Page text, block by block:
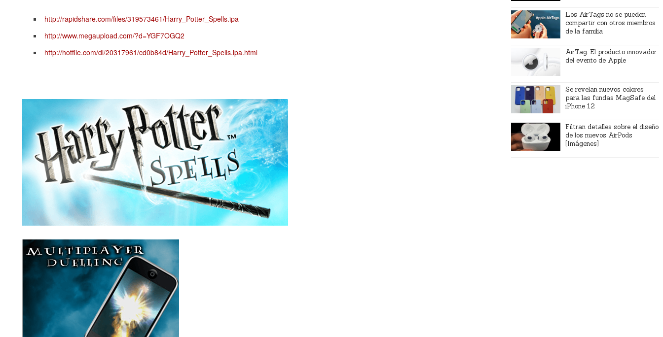
http://rapidshare.com/files/319573461/Harry_Potter_Spells.ipa
http://www.megaupload.com/?d=YGF7OGQ2
http://hotfile.com/dl/20317961/cd0b84d/Harry_Potter_Spells.ipa.html
Los AirTags no se pueden
compartir con otros miembros
de la familia
AirTag: El producto innovador
del evento de Apple
Se revelan nuevos colores
para las fundas MagSafe del
iPhone 12
Filtran detalles sobre el diseño
de los nuevos AirPods
[Imágenes]